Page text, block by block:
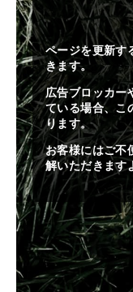
ページを更新す
きます。
広告ブロッカー
ている場合、こ
ります。
お客様にはご不
解いただきます